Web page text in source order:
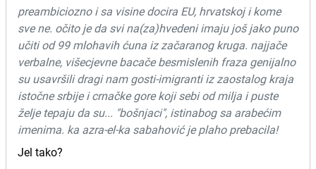
preambiciozno i sa visine docira EU, hrvatskoj i kome
sve ne. očito je da svi na(za)hvedeni imaju još jako puno
učiti od 99 mlohavih ćuna iz začaranog kruga. najjače
verbalne, višecjevne bacače besmislenih fraza genijalno
su usavršili dragi nam gosti-imigranti iz zaostalog kraja
istočne srbije i crnačke gore koji sebi od milja i puste
želje tepaju da su... "bošnjaci", istinabog sa arabećim
imenima. ka azra-el-ka sabahović je plaho prebacila!
Jel tako?